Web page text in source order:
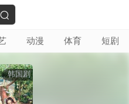
动漫 体育 短剧
搜
索
韩国剧